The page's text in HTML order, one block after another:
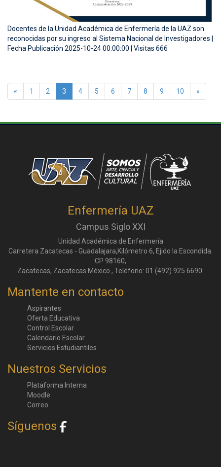
Docentes de la Unidad Académica de Enfermería de la UAZ son
reconocidas por su ingreso al Sistema Nacional de Investigadores |
Fecha Publicación 2025-10-24 00:00:00 | Visitas 666
« 1 2 3 4 5 6 7 8 9 10 »
Enfermería UAZ
Campus Siglo XXI
Unidad Académica de Enfermería
Carretera Zacatecas - Guadalajara,Kilómetro 6, Ejido la Escondida.
CP 98160,
Zacatecas, Zacatecas México., Teléfono: 01 (492) 925 6690.
Mantente en contacto
Aspirantes
Oferta Educativa
Control Escolar
Calendario Escolar
Servicios Estudiantiles
Nuestros Servicios
Plataforma Interna
Moodle
Correo
Síguenos